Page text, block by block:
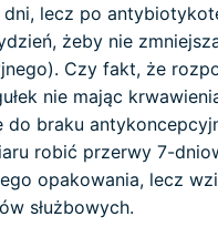
lecz po
żeby nie
Czy fakt, że
nie mając
do braku
robić przerwy 7-
opakowania, lecz
służbowych.